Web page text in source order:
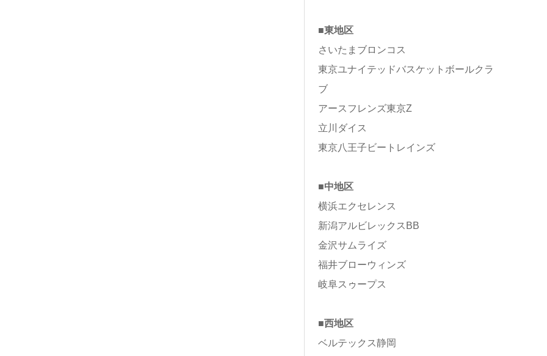
■東地区
さいたまブロンコス
東京ユナイテッドバスケットボールクラ
ブ
アースフレンズ東京Z
立川ダイス
東京八王子ビートレインズ
■中地区
横浜エクセレンス
新潟アルビレックスBB
金沢サムライズ
福井ブローウィンズ
岐阜スゥープス
■西地区
ベルテックス静岡